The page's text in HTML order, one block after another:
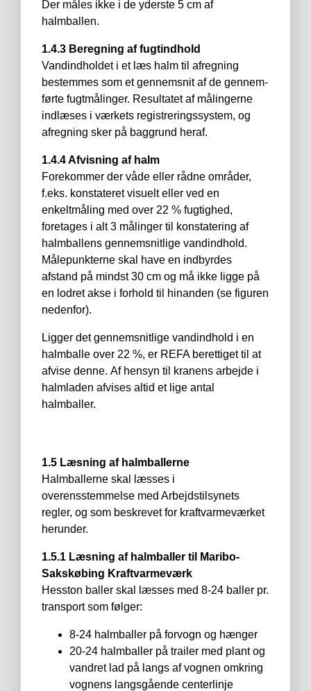
Der måles ikke i de yderste 5 cm af
halmballen.
1.4.3 Beregning af fugtindhold
Vandindholdet i et læs halm til afregning
bestemmes som et gennemsnit af de gennem­
førte fugtmålinger. Resultatet af målingerne
indlæses i værkets registreringssystem, og
afregning sker på baggrund heraf.
1.4.4 Afvisning af halm
Forekommer der våde eller rådne områder,
f.eks. konstateret visuelt eller ved en
enkeltmåling med over 22 % fugtighed,
foretages i alt 3 målinger til konstatering af
halmballens gennemsnitlige vandindhold.
Målepunkterne skal have en indbyrdes
afstand på mindst 30 cm og må ikke ligge på
en lodret akse i forhold til hinanden (se figuren
nedenfor).
Ligger det gennemsnitlige vandindhold i en
halmballe over 22 %, er REFA berettiget til at
afvise denne. Af hensyn til kranens arbejde i
halmladen afvises altid et lige antal
halmballer.
1.5 Læsning af halmballerne
Halmballerne skal læsses i
overensstemmelse med Arbejdstilsynets
regler, og som beskrevet for kraftvarmeværket
herunder.
1.5.1 Læsning af halmballer til Maribo-
Sakskøbing Kraftvarmeværk
Hesston baller skal læsses med 8-24 baller pr.
transport som følger:
8-24 halmballer på forvogn og hænger
20-24 halmballer på trailer med plant og
vandret lad på langs af vognen omkring
vognens langsgående centerlinje